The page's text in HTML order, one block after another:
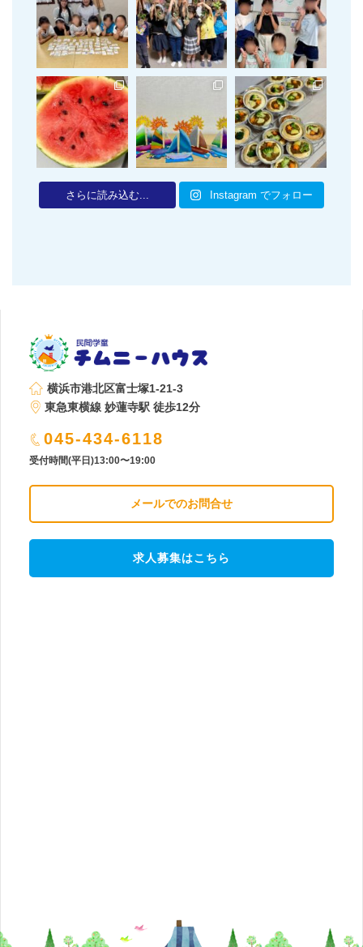
さらに読み込む... Instagram でフォロー
横浜市港北区富士塚1-21-3
東急東横線 妙蓮寺駅 徒歩12分
045-434-6118
受付時間(平日)13:00〜19:00
メールでのお問合せ
求人募集はこちら